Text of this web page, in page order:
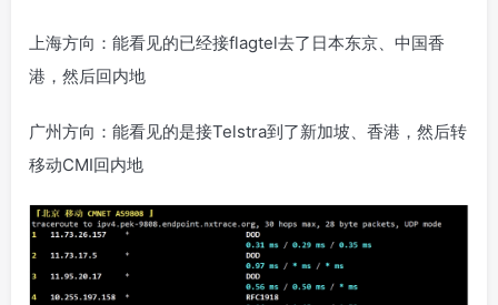
上海方向：能看见的已经接flagtel去了日本东京、中国香
港，然后回内地
广州方向：能看见的是接Telstra到了新加坡、香港，然后转
移动CMI回内地